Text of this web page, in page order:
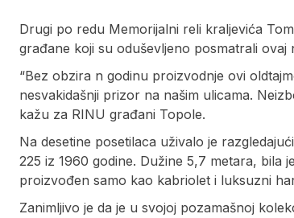
Drugi po redu Memorijalni reli kraljevića
građane koji su oduševljeno posmatrali ovaj
“Bez obzira n godinu proizvodnje ovi
nesvakidašnji prizor na našim ulicama.
kažu za RINU građani Topole.
Na desetine posetilaca uživalo je
225 iz 1960 godine. Dužine 5,7 metara, bila
proizvođen samo kao kabriolet i luksuzni
Zanimljivo je da je u svojoj pozamašnoj